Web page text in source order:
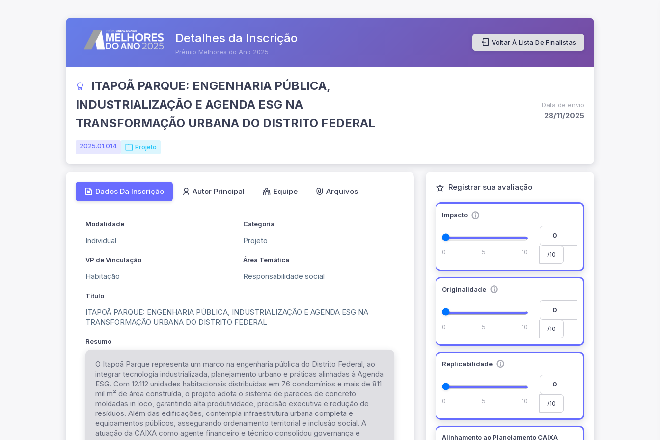
Detalhes da Inscrição
Prêmio Melhores do Ano 2025
Voltar À Lista De Finalistas
ITAPOÃ PARQUE: ENGENHARIA PÚBLICA,
INDUSTRIALIZAÇÃO E AGENDA ESG NA
TRANSFORMAÇÃO URBANA DO DISTRITO FEDERAL
2025.01.014 Projeto
Data de envio
28/11/2025
Dados Da Inscrição Autor Principal Equipe Arquivos
Modalidade
Individual
Categoria
Projeto
VP de Vinculação
Habitação
Área Temática
Responsabilidade social
Título
ITAPOÃ PARQUE: ENGENHARIA PÚBLICA, INDUSTRIALIZAÇÃO E AGENDA ESG NA
TRANSFORMAÇÃO URBANA DO DISTRITO FEDERAL
Resumo
O Itapoã Parque representa um marco na engenharia pública do Distrito Federal, ao
integrar tecnologia industrializada, planejamento urbano e práticas alinhadas à Agenda
ESG. Com 12.112 unidades habitacionais distribuídas em 76 condomínios e mais de 811
mil m² de área construída, o projeto adota o sistema de paredes de concreto
moldadas in loco, garantindo alta produtividade, precisão executiva e redução de
resíduos. Além das edificações, contempla infraestrutura urbana completa e
equipamentos públicos, assegurando ordenamento territorial e inclusão social. A
atuação da CAIXA como agente financeiro e técnico consolidou governança e
Registrar sua avaliação
Impacto
0 5 10 /10
Originalidade
0 5 10 /10
Replicabilidade
0 5 10 /10
Alinhamento ao Planejamento CAIXA